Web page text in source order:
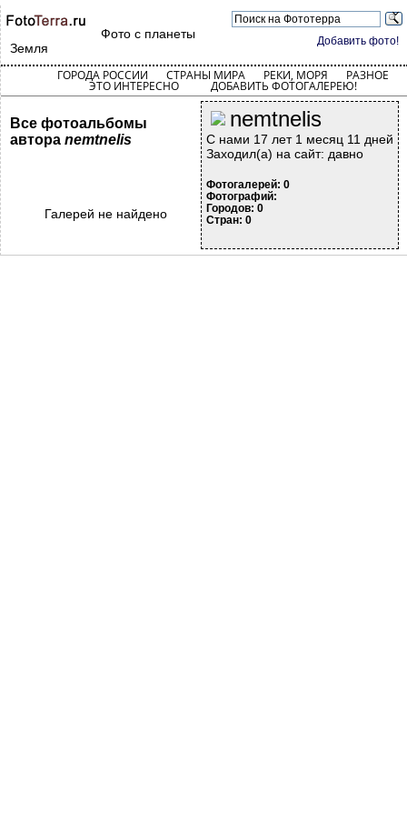
Добавить фото!
Фото с планеты
Земля
ГОРОДА РОССИИ СТРАНЫ МИРА РЕКИ, МОРЯ РАЗНОЕ
ЭТО ИНТЕРЕСНО ДОБАВИТЬ ФОТОГАЛЕРЕЮ!
nemtnelis
С нами 17 лет 1 месяц 11 дней
Заходил(а) на сайт: давно
Фотогалерей: 0
Фотографий:
Городов: 0
Стран: 0
Все фотоальбомы
автора nemtnelis
Галерей не найдено